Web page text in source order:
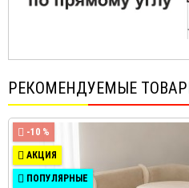
РЕКОМЕНДУЕМЫЕ
-10 %
АКЦИЯ
ПОПУЛЯРНЫЕ